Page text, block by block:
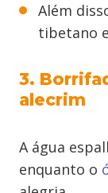
Além
tibetano
3.
alecrim
A água
enquanto o